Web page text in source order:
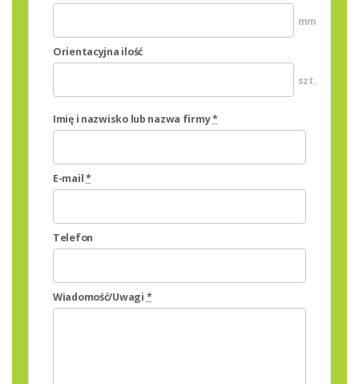
mm
Orientacyjna ilość
szt.
Imię i nazwisko lub nazwa firmy*
E-mail*
Telefon
Wiadomość/Uwagi *